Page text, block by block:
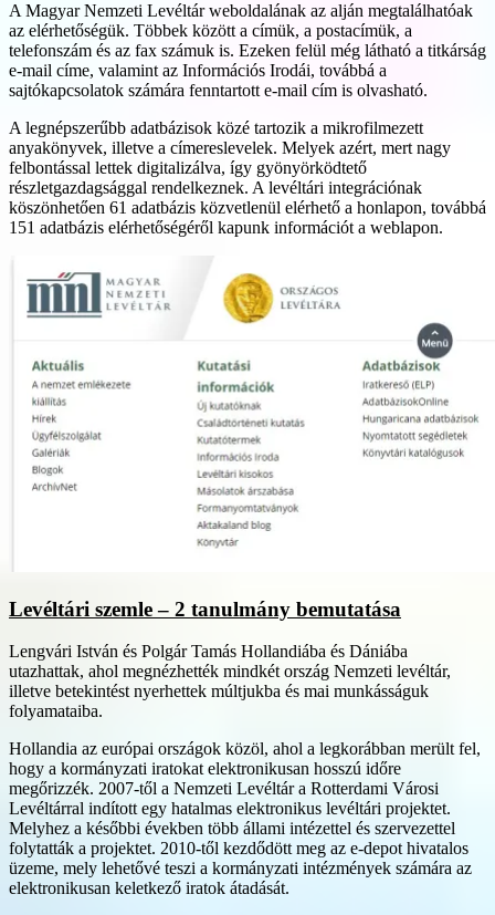
A Magyar Nemzeti Levéltár weboldalának az alján megtalálhatóak
az elérhetőségük. Többek között a címük, a postacímük, a
telefonszám és az fax számuk is. Ezeken felül még látható a titkárság
e-mail címe, valamint az Információs Irodái, továbbá a
sajtókapcsolatok számára fenntartott e-mail cím is olvasható.
A legnépszerűbb adatbázisok közé tartozik a mikrofilmezett
anyakönyvek, illetve a címereslevelek. Melyek azért, mert nagy
felbontással lettek digitalizálva, így gyönyörködtető
részletgazdagsággal rendelkeznek. A levéltári integrációnak
köszönhetően 61 adatbázis közvetlenül elérhető a honlapon, továbbá
151 adatbázis elérhetőségéről kapunk információt a weblapon.
Levéltári szemle – 2 tanulmány bemutatása
Lengvári István és Polgár Tamás Hollandiába és Dániába
utazhattak, ahol megnézhették mindkét ország Nemzeti levéltár,
illetve betekintést nyerhettek múltjukba és mai munkásságuk
folyamataiba.
Hollandia az európai országok közöl, ahol a legkorábban merült fel,
hogy a kormányzati iratokat elektronikusan hosszú időre
megőrizzék. 2007-től a Nemzeti Levéltár a Rotterdami Városi
Levéltárral indított egy hatalmas elektronikus levéltári projektet.
Melyhez a későbbi években több állami intézettel és szervezettel
folytatták a projektet. 2010-től kezdődött meg az e-depot hivatalos
üzeme, mely lehetővé teszi a kormányzati intézmények számára az
elektronikusan keletkező iratok átadását.